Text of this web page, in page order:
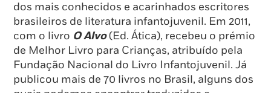
dos mais conhecidos e acarinhados escritores
brasileiros de literatura infantojuvenil. Em 2011,
com o livro O Alvo(Ed. Ática), recebeu o prémio
de Melhor Livro para Crianças, atribuído pela
Fundação Nacional do Livro Infantojuvenil. Já
publicou mais de 70 livros no Brasil, alguns dos